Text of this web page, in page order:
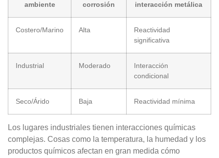
ambiente
corrosión
interacción metálica
Costero/Marino Alta
Reactividad
significativa
Industrial Moderado
Interacción
condicional
Seco/Árido Baja Reactividad mínima
Los lugares industriales tienen interacciones químicas
complejas. Cosas como la temperatura, la humedad y los
productos químicos afectan en gran medida cómo